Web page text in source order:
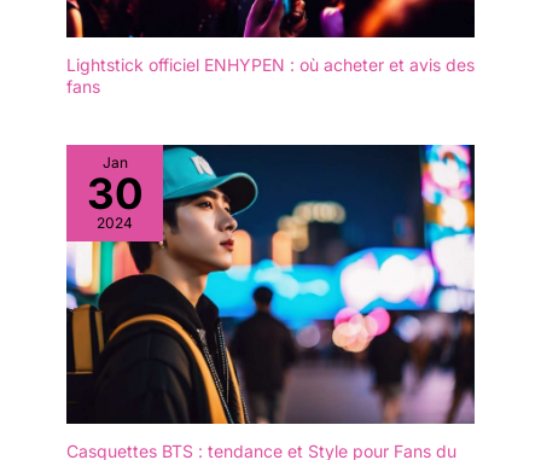
Lightstick officiel ENHYPEN : où acheter et avis des
fans
Jan
30
2024
Casquettes BTS : tendance et Style pour Fans du